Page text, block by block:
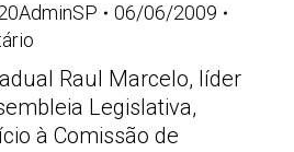
06/06/2009
Raul Marcelo, líder
Legislativa,
à Comissão de